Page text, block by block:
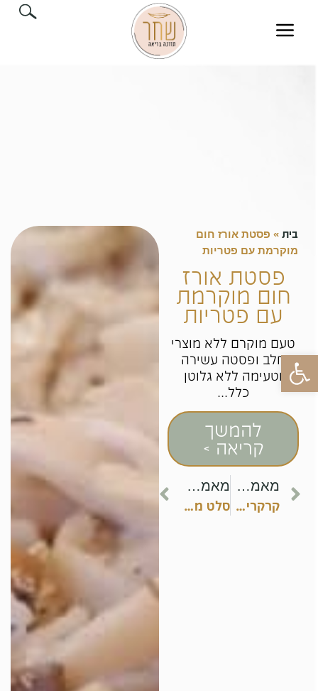
פתח סרגל נגישות
בית » פסטת אורז חום
מוקרמת עם פטריות
פסטת אורז
חום מוקרמת
עם פטריות
טעם מוקרם ללא מוצרי
חלב ופסטה עשירה
וטעימה ללא גלוטן
כלל...
להמשך
קריאה >
מאמר קודם
קרקרים ללא גלוטן
מאמר הבא
סלט מאש ועדשים שחורות